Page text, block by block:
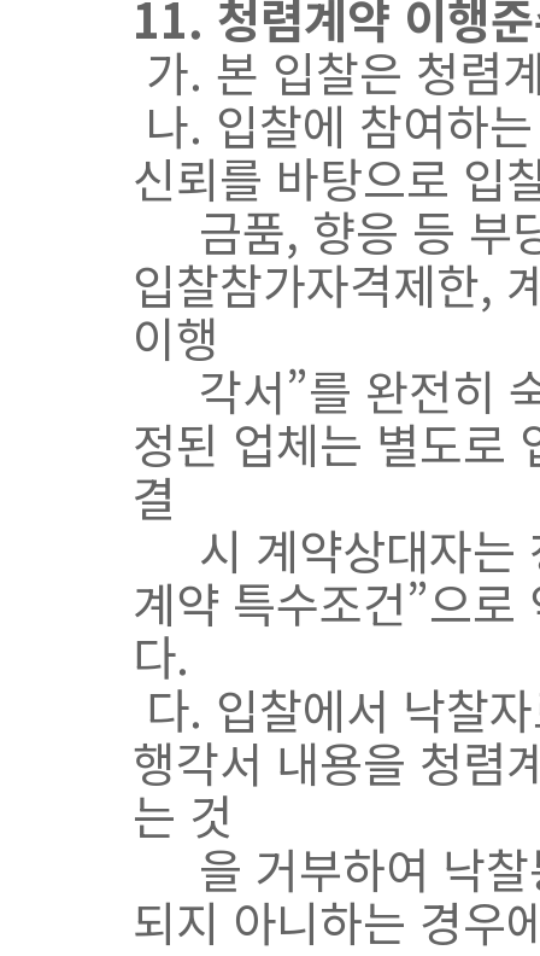
11. 청렴계약 이행
가. 본 입찰은 청렴
나. 입찰에 참여하
신뢰를 바탕으로 입
금품, 향응 등 부
입찰참가자격제한,
이행
각서”를 완전히
정된 업체는 별도로
결
시 계약상대자는
계약 특수조건”으
다.
다. 입찰에서 낙찰
행각서 내용을 청렴
는 것
을 거부하여 낙찰
되지 아니하는 경우